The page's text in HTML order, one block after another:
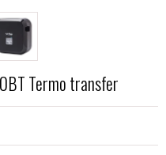
Termo transfer